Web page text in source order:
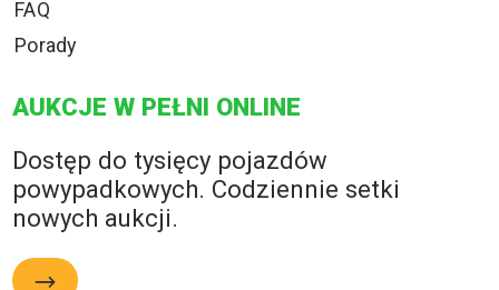
FAQ
Porady
AUKCJE W PEŁNI ONLINE
Dostęp do tysięcy pojazdów
powypadkowych. Codziennie setki
nowych aukcji.